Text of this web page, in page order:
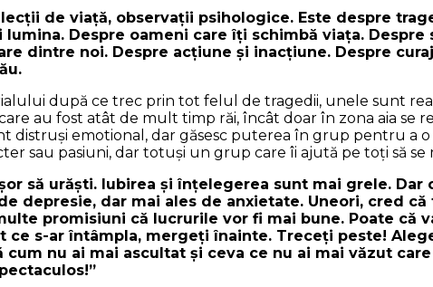
de viaţă, observaţii psihologice. Este despre
Despre oameni care îţi schimbă viaţa.
dintre noi. Despre acţiune şi inacţiune. Despre
după ce trec prin tot felul de tragedii, unele sunt
au fost atât de mult timp răi, încât doar în zona aia se
distruşi emotional, dar găsesc puterea în grup pentru a
sau pasiuni, dar totuşi un grup care îi ajută pe toţi să
să urăşti. Iubirea şi înţelegerea sunt mai grele.
depresie, dar mai ales de anxietate. Uneori, cred
promisiuni că lucrurile vor fi mai bune. Poate că
ce s-ar întâmpla, mergeţi înainte. Treceţi peste!
nu ai mai ascultat şi ceva ce nu ai mai văzut